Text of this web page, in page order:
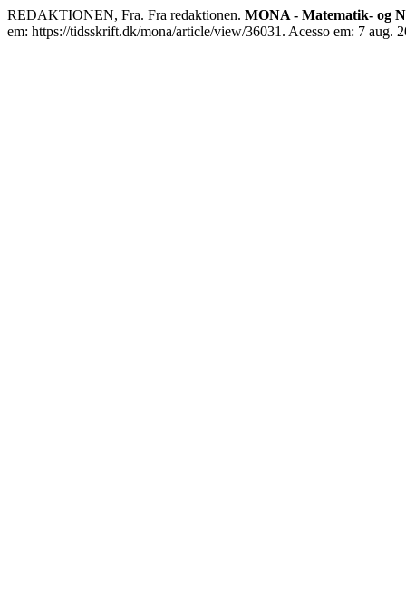
REDAKTIONEN, Fra. Fra redaktionen. MONA - Matematik- og
em: https://tidsskrift.dk/mona/article/view/36031. Acesso em: 7 aug.